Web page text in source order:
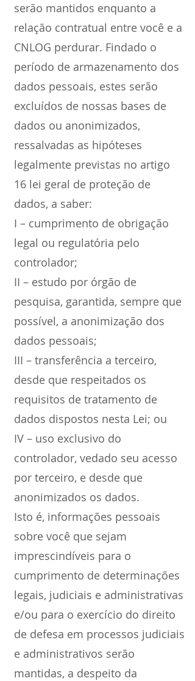
serão mantidos enquanto a
relação contratual entre você e a
CNLOG perdurar. Findado o
período de armazenamento dos
dados pessoais, estes serão
excluídos de nossas bases de
dados ou anonimizados,
ressalvadas as hipóteses
legalmente previstas no artigo
16 lei geral de proteção de
dados, a saber:
I – cumprimento de obrigação
legal ou regulatória pelo
controlador;
II – estudo por órgão de
pesquisa, garantida, sempre que
possível, a anonimização dos
dados pessoais;
III – transferência a terceiro,
desde que respeitados os
requisitos de tratamento de
dados dispostos nesta Lei; ou
IV – uso exclusivo do
controlador, vedado seu acesso
por terceiro, e desde que
anonimizados os dados.
Isto é, informações pessoais
sobre você que sejam
imprescindíveis para o
cumprimento de determinações
legais, judiciais e administrativas
e/ou para o exercício do direito
de defesa em processos judiciais
e administrativos serão
mantidas, a despeito da